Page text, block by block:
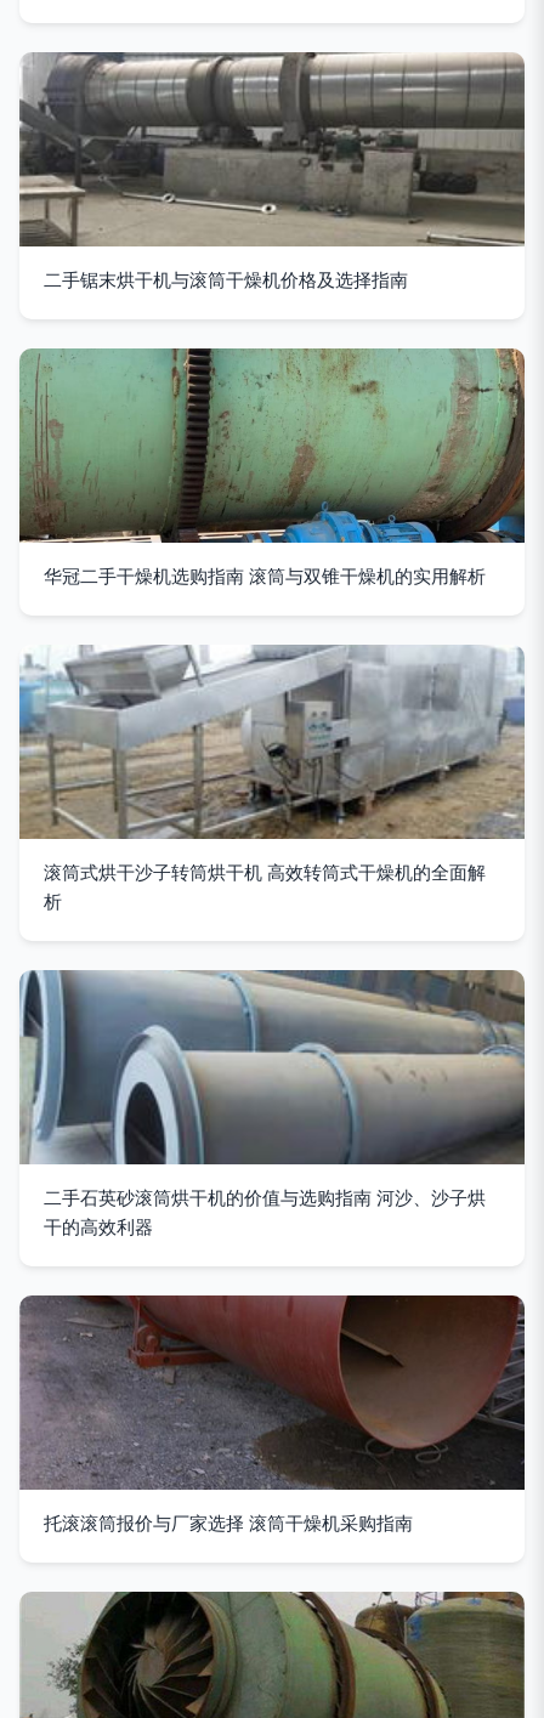
二手锯末烘干机与滚筒干燥机价格及选择指南
华冠二手干燥机选购指南 滚筒与双锥干燥机的实用解析
滚筒式烘干沙子转筒烘干机 高效转筒式干燥机的全面解
析
二手石英砂滚筒烘干机的价值与选购指南 河沙、沙子烘
干的高效利器
托滚滚筒报价与厂家选择 滚筒干燥机采购指南